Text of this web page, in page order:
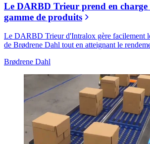
Le DARBD Trieur prend en charge
gamme de produits
Le DARBD Trieur d'Intralox gère facilement
de Brødrene Dahl tout en atteignant le
Brødrene Dahl